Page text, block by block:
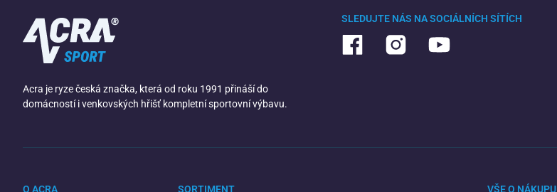
Acra je ryze česká značka, která od roku 1991 přináší do
domácností i venkovských hřišť kompletní sportovní výbavu.
SLEDUJTE NÁS NA SOCIÁLNÍCH SÍTÍCH
O ACRA SORTIMENT VŠE O NÁKUPU